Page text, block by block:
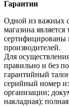
Гарантии
Одной из важных
магазина
сертифицированы
производителей.
Для
правильно и без
гарантийный
серийный номер
организации;
накладная);